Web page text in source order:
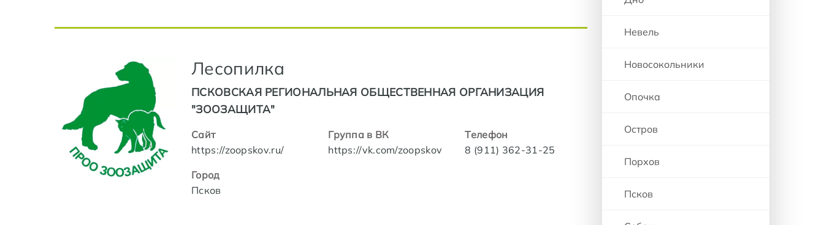
Лесопилка
ПСКОВСКАЯ РЕГИОНАЛЬНАЯ ОБЩЕСТВЕННАЯ ОРГАНИЗАЦИЯ
"ЗООЗАЩИТА"
Сайт
https://zoopskov.ru/
Группа в ВК
https://vk.com/zoopskov
Телефон
8 (911) 362-31-25
Город
Псков
Невель
Новосокольники
Опочка
Остров
Порхов
Псков